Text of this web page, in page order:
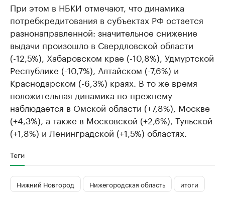
При этом в НБКИ отмечают, что динамика
потребкредитования в субъектах РФ остается
разнонаправленной: значительное снижение
выдачи произошло в Свердловской области
(-12,5%), Хабаровском крае (-10,8%), Удмуртской
Республике (-10,7%), Алтайском (-7,6%) и
Краснодарском (-6,3%) краях. В то же время
положительная динамика по-прежнему
наблюдается в Омской области (+7,8%), Москве
(+4,3%), а также в Московской (+2,6%), Тульской
(+1,8%) и Ленинградской (+1,5%) областях.
Теги
Нижний Новгород Нижегородская область итоги